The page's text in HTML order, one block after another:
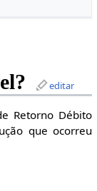
editar
Retorno Débito
que ocorreu